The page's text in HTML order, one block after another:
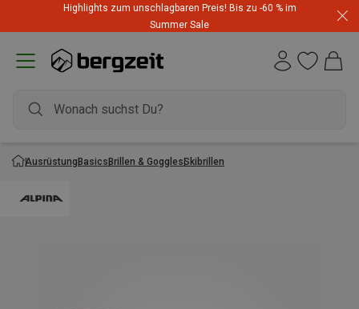
Highlights zum unschlagbaren Preis! Bis zu -60 % im
Summer Sale
AusrüstungBasicsBrillen & GogglesSkibrillen